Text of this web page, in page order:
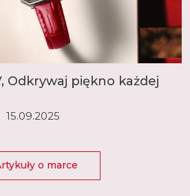
Odkrywaj piękno każdej
15.09.2025
o marce